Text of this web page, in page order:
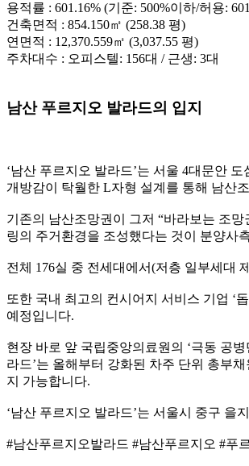
용적률 : 601.16% (기준: 500%이하/허용:
건축면적 : 854.150㎡ (258.38 평)
연면적 : 12,370.559㎡ (3,037.55 평)
주차대수 : 오피스텔: 156대 / 근생: 3대
남산 푸르지오 발라드의 입지
‘남산 푸르지오 발라드’는 서울 4대문안
개방감이 탁월한 L자형 설계를 통해 남산
기존의 남산조망권이 그저 “바라보는 조
링의 주거환경을 조성했다는 것이 분양사
전체 176실 중 전세대에서(저층 일부세대
또한 국내 최고의 컨시어지 서비스 기업 ‘
예정입니다.
현장 바로 앞 국립중앙의료원의 ‘극동 공
라드’는 올해부터 강화된 차주 단위 총부
지 가능합니다.
‘남산 푸르지오 발라드’는 서울시 중구 을
#남산푸르지오발라드 #남산푸르지오 #푸